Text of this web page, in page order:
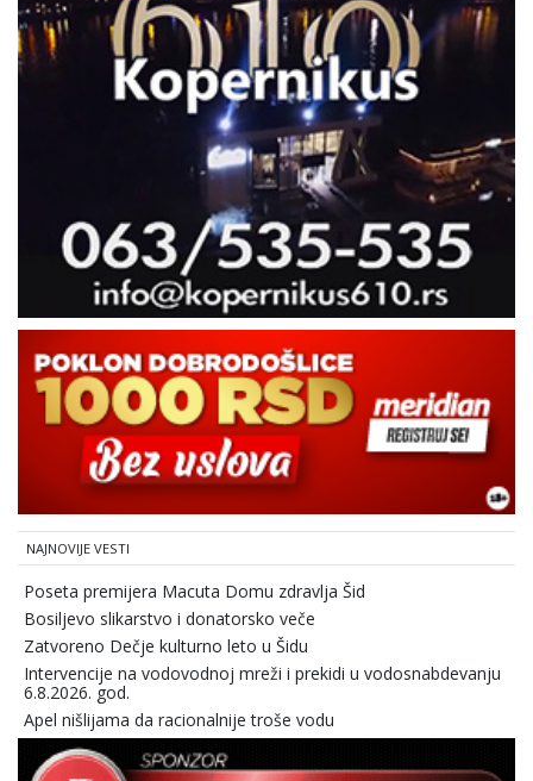
NAJNOVIJE VESTI
Poseta premijera Macuta Domu zdravlja Šid
Bosiljevo slikarstvo i donatorsko veče
Zatvoreno Dečje kulturno leto u Šidu
Intervencije na vodovodnoj mreži i prekidi u vodosnabdevanju
6.8.2026. god.
Apel nišlijama da racionalnije troše vodu